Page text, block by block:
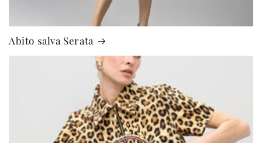
Abito salva Serata